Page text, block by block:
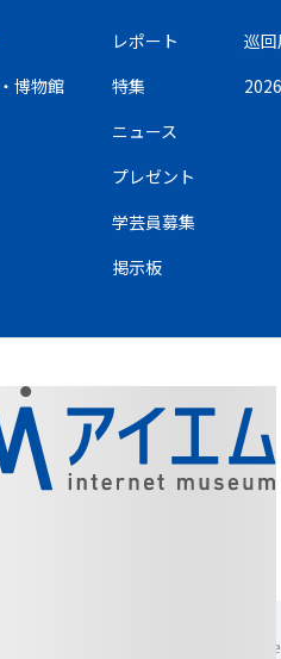
博物館
レポート
特集
ニュース
プレゼント
学芸員募集
掲示板
巡回
2026 Internet Museum